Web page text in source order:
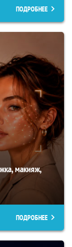
ПОДРОБНЕЕ
макияж,
ПОДРОБНЕЕ